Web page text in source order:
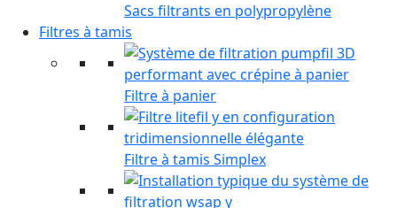
Sacs filtrants en polypropylène
Filtres à tamis
Filtre à panier
Filtre à tamis Simplex